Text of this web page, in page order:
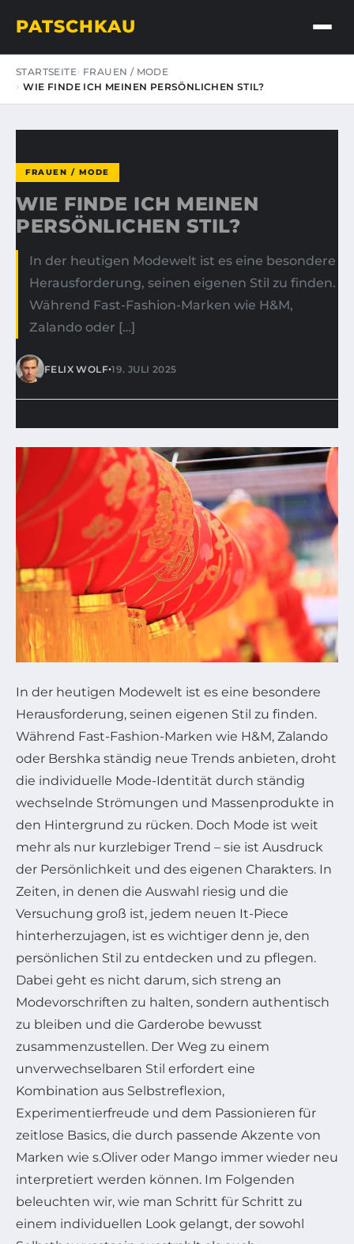
PATSCHKAU
STARTSEITE FRAUEN / MODE
WIE FINDE ICH MEINEN PERSÖNLICHEN STIL?
FRAUEN / MODE
WIE FINDE ICH MEINEN
PERSÖNLICHEN STIL?
In der heutigen Modewelt ist es eine besondere
Herausforderung, seinen eigenen Stil zu finden.
Während Fast-Fashion-Marken wie H&M,
Zalando oder […]
FELIX WOLF•19. JULI 2025
In der heutigen Modewelt ist es eine besondere
Herausforderung, seinen eigenen Stil zu finden.
Während Fast-Fashion-Marken wie H&M, Zalando
oder Bershka ständig neue Trends anbieten, droht
die individuelle Mode-Identität durch ständig
wechselnde Strömungen und Massenprodukte in
den Hintergrund zu rücken. Doch Mode ist weit
mehr als nur kurzlebiger Trend – sie ist Ausdruck
der Persönlichkeit und des eigenen Charakters. In
Zeiten, in denen die Auswahl riesig und die
Versuchung groß ist, jedem neuen It-Piece
hinterherzujagen, ist es wichtiger denn je, den
persönlichen Stil zu entdecken und zu pflegen.
Dabei geht es nicht darum, sich streng an
Modevorschriften zu halten, sondern authentisch
zu bleiben und die Garderobe bewusst
zusammenzustellen. Der Weg zu einem
unverwechselbaren Stil erfordert eine
Kombination aus Selbstreflexion,
Experimentierfreude und dem Passionieren für
zeitlose Basics, die durch passende Akzente von
Marken wie s.Oliver oder Mango immer wieder neu
interpretiert werden können. Im Folgenden
beleuchten wir, wie man Schritt für Schritt zu
einem individuellen Look gelangt, der sowohl